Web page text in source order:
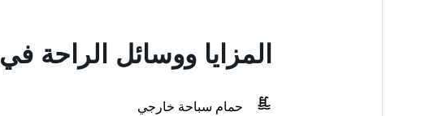
المزايا ووسائل الراحة في Guesthouse Albergoalberga
حمام سباحة خارجي